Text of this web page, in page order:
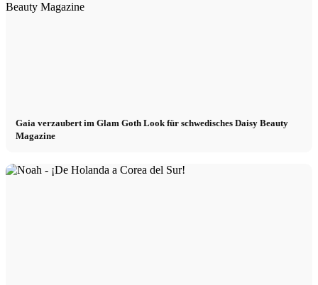
Gaia verzaubert im Glam Goth Look für schwedisches Daisy Beauty
Magazine